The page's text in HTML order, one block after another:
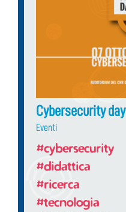
Cybersecurity day
Eventi
#cybersecurity
#didattica
#ricerca
#tecnologia